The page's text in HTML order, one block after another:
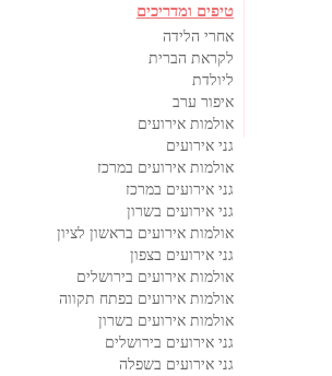
טיפים ומדריכים
אחרי הלידה
לקראת הברית
ליולדת
איפור ערב
אולמות אירועים
גני אירועים
אולמות אירועים במרכז
גני אירועים במרכז
גני אירועים בשרון
אולמות אירועים בראשון לציון
גני אירועים בצפון
אולמות אירועים בירושלים
אולמות אירועים בפתח תקווה
אולמות אירועים בשרון
גני אירועים בירושלים
גני אירועים בשפלה